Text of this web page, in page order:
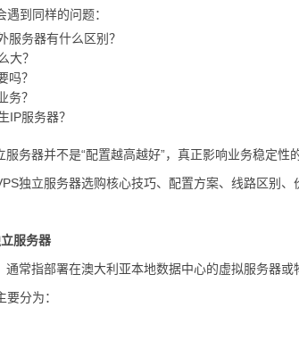
到同样的问题：
服务器有什么区别？
大？
吗？
务？
IP服务器？
服务器并不是“配置越高越好”，真正影响业务稳定性
独立服务器选购核心技巧、配置方案、线路区别
服务器
通常指部署在澳大利亚本地数据中心的虚拟服务器或
分为：